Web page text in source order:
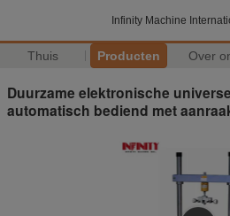
Infinity Machine
Thuis Producten Over
Duurzame elektronische
automatisch bediend met